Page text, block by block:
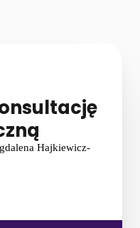
Hajkiewicz-